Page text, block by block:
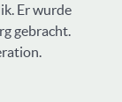
Er wurde
gebracht.